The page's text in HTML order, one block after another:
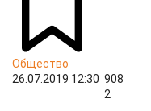
Общество
26.07.2019 12:30 908
2